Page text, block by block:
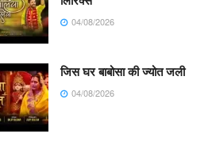
04/08/2026
जिस घर बाबोसा की ज्योत जली
04/08/2026